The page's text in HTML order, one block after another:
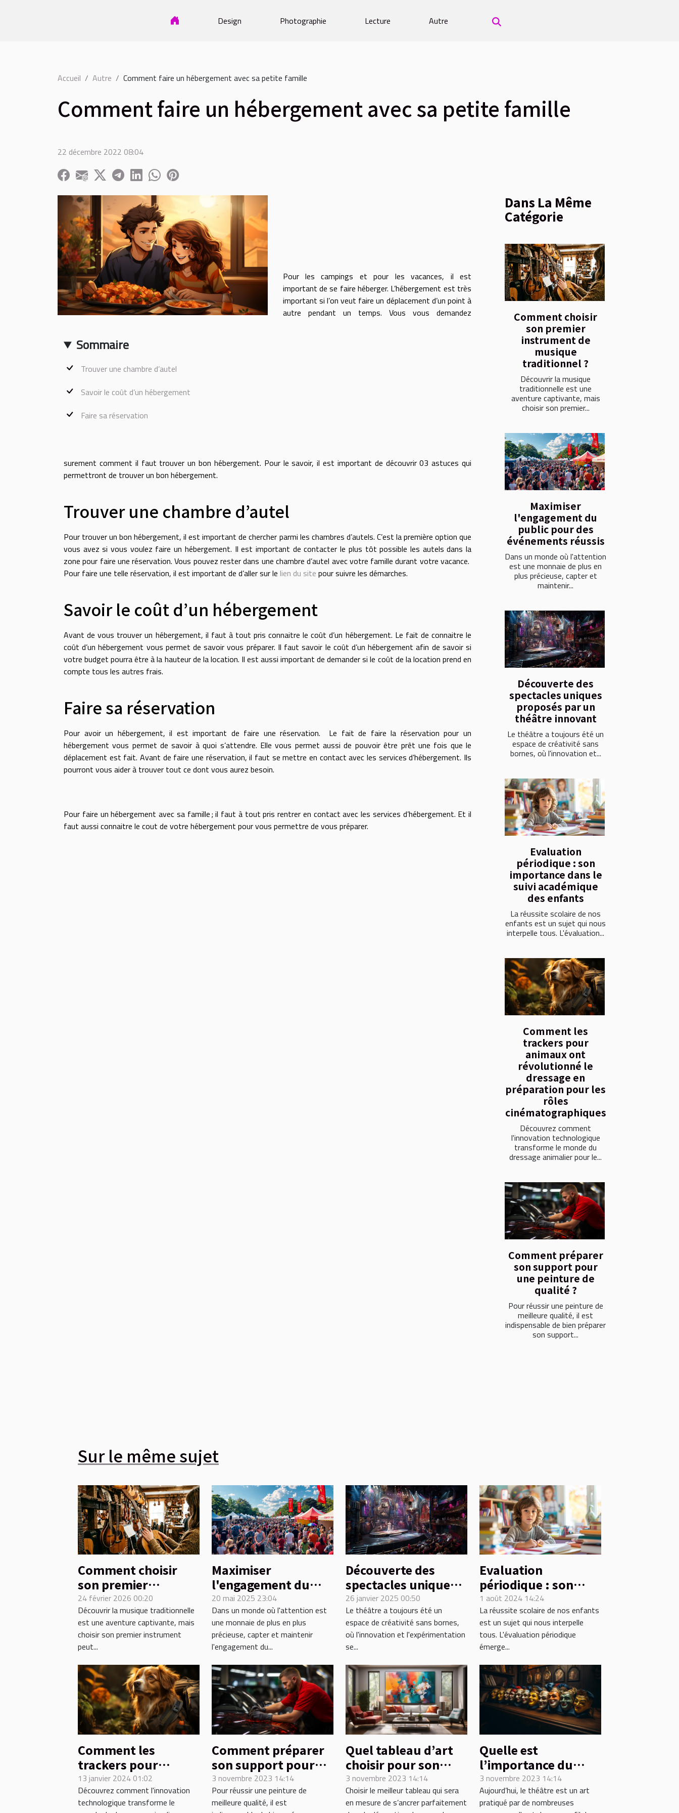
Design Photographie Lecture Autre
Accueil Autre Comment faire un hébergement avec sa petite famille
Comment faire un hébergement avec sa petite famille
22 décembre 2022 08:04
Sommaire
Trouver une chambre d’autel
Savoir le coût d’un hébergement
Faire sa réservation
Pour les campings et pour les vacances, il est
important de se faire héberger. L’hébergement est très
important si l’on veut faire un déplacement d’un point à
autre pendant un temps. Vous vous demandez
surement comment il faut trouver un bon hébergement. Pour le savoir, il est important de découvrir 03 astuces qui
permettront de trouver un bon hébergement.
Trouver une chambre d’autel
Pour trouver un bon hébergement, il est important de chercher parmi les chambres d’autels. C’est la première option que
vous avez si vous voulez faire un hébergement. Il est important de contacter le plus tôt possible les autels dans la
zone pour faire une réservation. Vous pouvez rester dans une chambre d’autel avec votre famille durant votre vacance.
Pour faire une telle réservation, il est important de d’aller sur le lien du site pour suivre les démarches.
Savoir le coût d’un hébergement
Avant de vous trouver un hébergement, il faut à tout pris connaitre le coût d’un hébergement. Le fait de connaitre le
coût d’un hébergement vous permet de savoir vous préparer. Il faut savoir le coût d’un hébergement afin de savoir si
votre budget pourra être à la hauteur de la location. Il est aussi important de demander si le coût de la location prend en
compte tous les autres frais.
Faire sa réservation
Pour avoir un hébergement, il est important de faire une réservation. Le fait de faire la réservation pour un
hébergement vous permet de savoir à quoi s’attendre. Elle vous permet aussi de pouvoir être prêt une fois que le
déplacement est fait. Avant de faire une réservation, il faut se mettre en contact avec les services d’hébergement. Ils
pourront vous aider à trouver tout ce dont vous aurez besoin.
Pour faire un hébergement avec sa famille ; il faut à tout pris rentrer en contact avec les services d’hébergement. Et il
faut aussi connaitre le cout de votre hébergement pour vous permettre de vous préparer.
Dans La Même
Catégorie
Comment choisir
son premier
instrument de
musique
traditionnel ?
Découvrir la musique
traditionnelle est une
aventure captivante, mais
choisir son premier...
Maximiser
l'engagement du
public pour des
événements réussis
Dans un monde où l'attention
est une monnaie de plus en
plus précieuse, capter et
maintenir...
Découverte des
spectacles uniques
proposés par un
théâtre innovant
Le théâtre a toujours été un
espace de créativité sans
bornes, où l'innovation et...
Evaluation
périodique : son
importance dans le
suivi académique
des enfants
La réussite scolaire de nos
enfants est un sujet qui nous
interpelle tous. L'évaluation...
Comment les
trackers pour
animaux ont
révolutionné le
dressage en
préparation pour les
rôles
cinématographiques
Découvrez comment
l'innovation technologique
transforme le monde du
dressage animalier pour le...
Comment préparer
son support pour
une peinture de
qualité ?
Pour réussir une peinture de
meilleure qualité, il est
indispensable de bien préparer
son support...
Sur le même sujet
Comment choisir
son premier
instrument de
musique
traditionnel ?
24 février 2026 00:20
Découvrir la musique traditionnelle
est une aventure captivante, mais
choisir son premier instrument
peut...
Maximiser
l'engagement du
public pour des
événements réussis
20 mai 2025 23:04
Dans un monde où l'attention est
une monnaie de plus en plus
précieuse, capter et maintenir
l'engagement du...
Découverte des
spectacles uniques
proposés par un
théâtre innovant
26 janvier 2025 00:50
Le théâtre a toujours été un
espace de créativité sans bornes,
où l'innovation et l'expérimentation
se...
Evaluation
périodique : son
importance dans le
suivi académique
des enfants
1 août 2024 14:24
La réussite scolaire de nos enfants
est un sujet qui nous interpelle
tous. L'évaluation périodique
émerge...
Comment les
trackers pour
animaux ont
révolutionné le
dressage en
13 janvier 2024 01:02
Découvrez comment l'innovation
technologique transforme le
Comment préparer
son support pour
une peinture de
qualité ?
3 novembre 2023 14:14
Pour réussir une peinture de
meilleure qualité, il est
Quel tableau d’art
choisir pour son
salon ?
3 novembre 2023 14:14
Choisir le meilleur tableau qui sera
en mesure de s’ancrer parfaitement
Quelle est
l’importance du
théâtre dans la
société ?
3 novembre 2023 14:14
Aujourd’hui, le théâtre est un art
pratiqué par de nombreuses